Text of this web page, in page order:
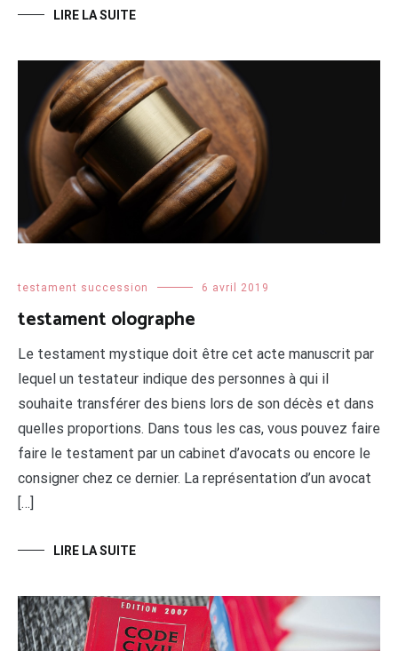
LIRE LA SUITE
testament succession 6 avril 2019
testament olographe
Le testament mystique doit être cet acte manuscrit par
lequel un testateur indique des personnes à qui il
souhaite transférer des biens lors de son décès et dans
quelles proportions. Dans tous les cas, vous pouvez faire
faire le testament par un cabinet d’avocats ou encore le
consigner chez ce dernier. La représentation d’un avocat
[…]
LIRE LA SUITE